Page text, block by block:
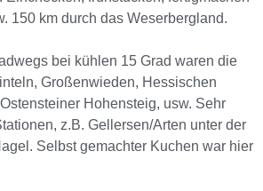
150 km durch das Weserbergland.
bei kühlen 15 Grad waren die
Großenwieden, Hessischen
Hohensteig, usw. Sehr
z.B. Gellersen/Arten unter der
Selbst gemachter Kuchen war hier